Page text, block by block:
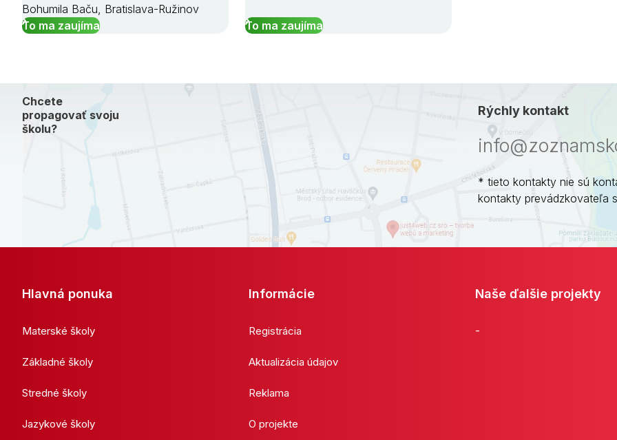
Bohumila Baču, Bratislava-Ružinov
To ma zaujíma
To ma zaujíma
Chcete
propagovať svoju
školu?
Rýchly kontakt
* tieto kontakty nie sú
kontakty prevádzkovateľa
Hlavná ponuka
Materské školy
Základné školy
Stredné školy
Jazykové školy
Informácie
Registrácia
Aktualizácia údajov
Reklama
O projekte
Naše ďalšie projekty
-